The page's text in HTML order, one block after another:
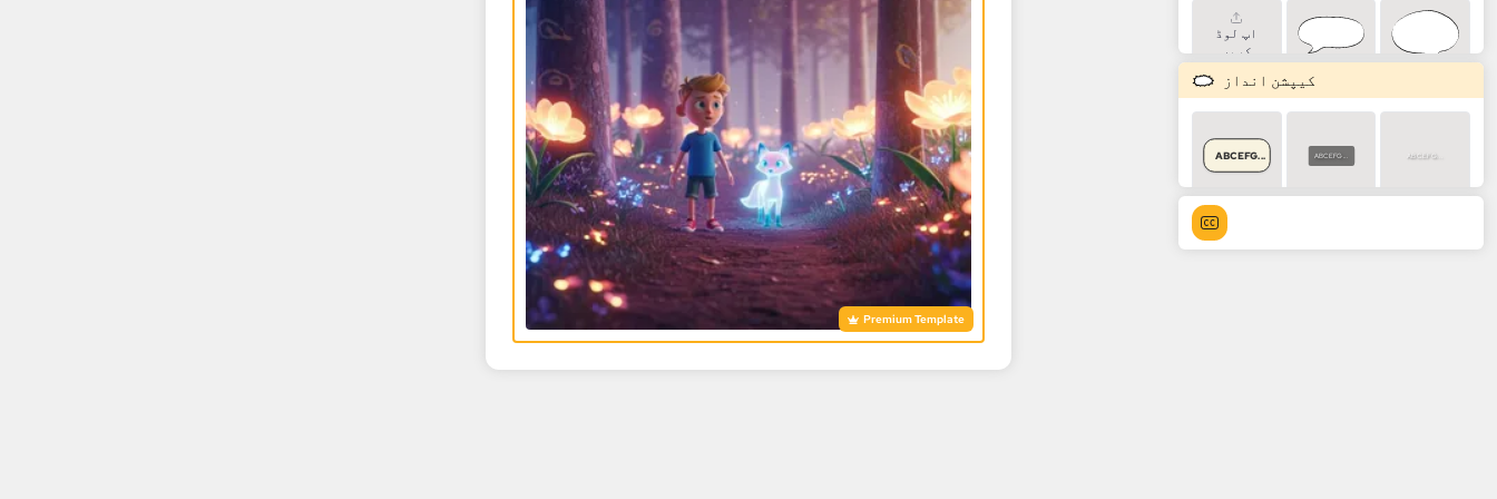
Premium Template
اپ لوڈ
کریں
کیپشن انداز
ABCEFG... ABCEFG... ABCEFG...
ABCEFG... ABCEFG...